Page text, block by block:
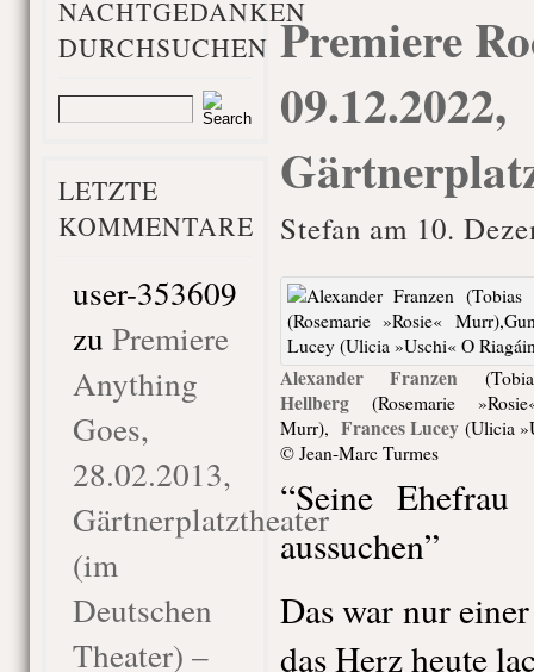
NACHTGEDANKEN
DURCHSUCHEN
LETZTE
KOMMENTARE
user-353609
zu Premiere
Anything
Goes,
28.02.2013,
Gärtnerplatztheater
(im
Deutschen
Theater) –
Premiere
09.12.2022,
Stefan am 10.
Alexander Franzen
Hellberg(Rosemarie
Murr), Frances Lucey(Ulicia
© Jean-Marc Turmes
“Seine
aussuchen”
Das war nur
das Herz heute